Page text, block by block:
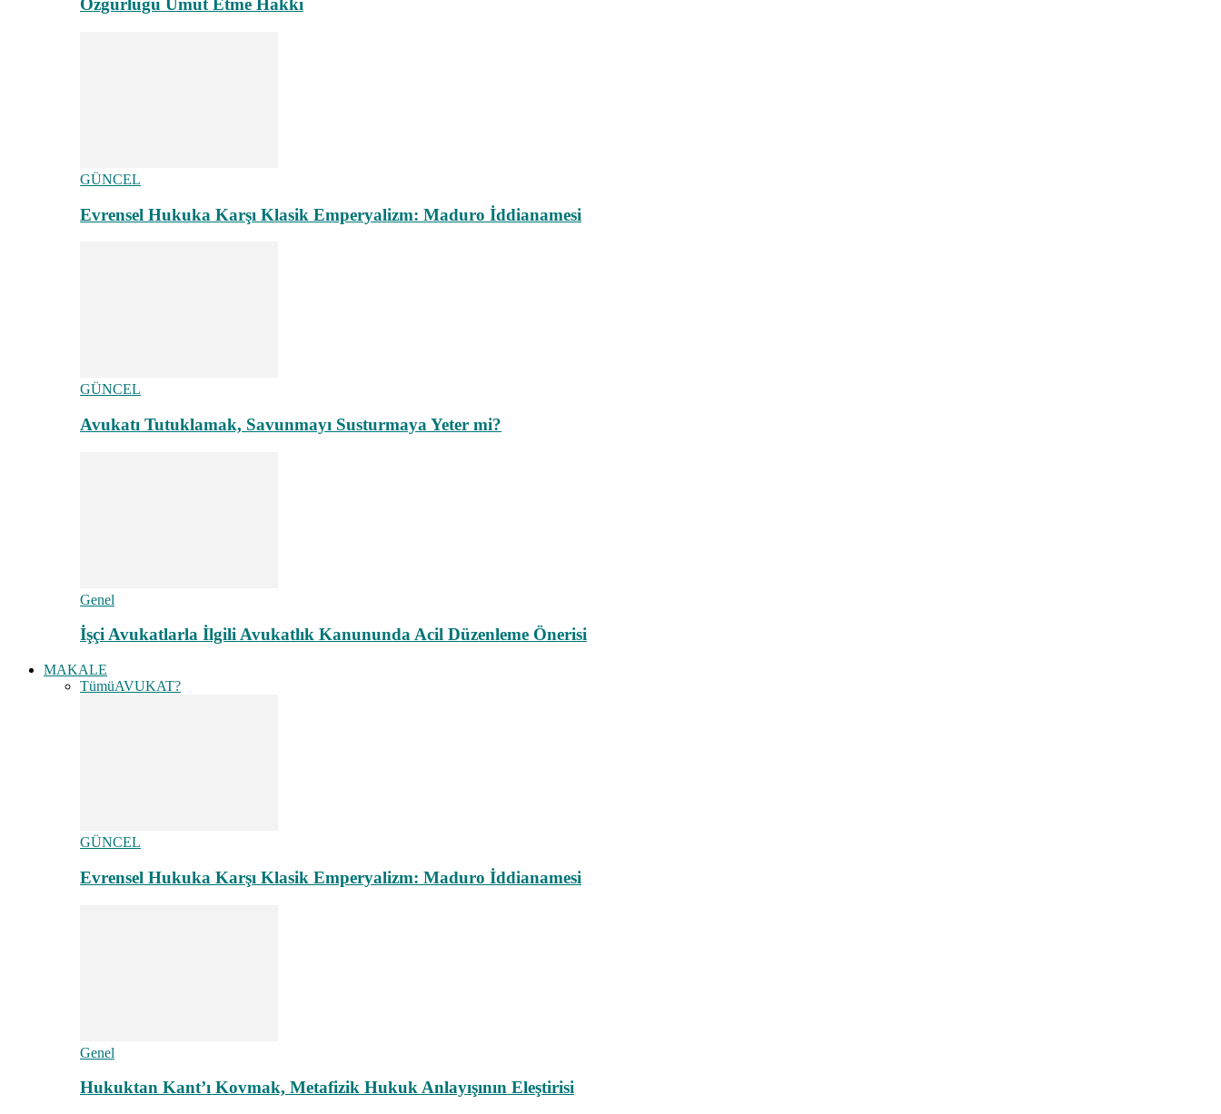
Özgürlüğü Umut Etme Hakkı
GÜNCEL
Evrensel Hukuka Karşı Klasik Emperyalizm: Maduro İddianamesi
GÜNCEL
Avukatı Tutuklamak, Savunmayı Susturmaya Yeter mi?
Genel
İşçi Avukatlarla İlgili Avukatlık Kanununda Acil Düzenleme Önerisi
MAKALE
TümüAVUKAT?
GÜNCEL
Evrensel Hukuka Karşı Klasik Emperyalizm: Maduro İddianamesi
Genel
Hukuktan Kant’ı Kovmak, Metafizik Hukuk Anlayışının Eleştirisi